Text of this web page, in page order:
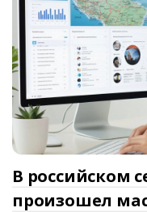
В российском
произошел